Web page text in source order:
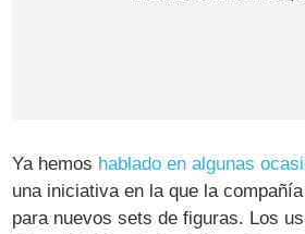
Ya hemos hablado en algunas
una iniciativa en la que la
para nuevos sets de figuras. Los